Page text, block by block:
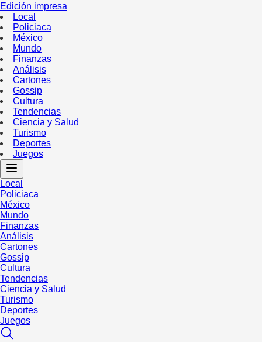
Edición impresa
Local
Policiaca
México
Mundo
Finanzas
Análisis
Cartones
Gossip
Cultura
Tendencias
Ciencia y Salud
Turismo
Deportes
Juegos
Local
Policiaca
México
Mundo
Finanzas
Análisis
Cartones
Gossip
Cultura
Tendencias
Ciencia y Salud
Turismo
Deportes
Juegos